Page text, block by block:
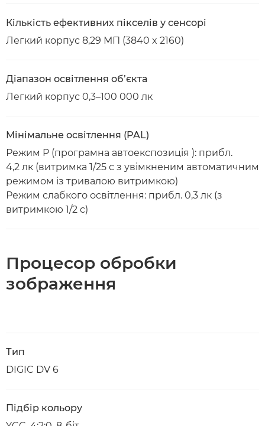
Кількість ефективних пікселів у сенсорі
Легкий корпус 8,29 МП (3840 x 2160)
Діапазон освітлення об’єкта
Легкий корпус 0,3–100 000 лк
Мінімальне освітлення (PAL)
Режим P (програмна автоекспозиція ): прибл.
4,2 лк (витримка 1/25 с з увімкненим автоматичним
режимом із тривалою витримкою)
Режим слабкого освітлення: прибл. 0,3 лк (з
витримкою 1/2 с)
Процесор обробки
зображення
Тип
DIGIC DV 6
Підбір кольору